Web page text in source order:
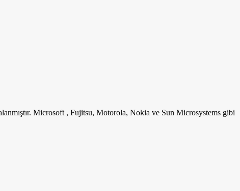
Microsoft , Fujitsu, Motorola, Nokia ve Sun Microsystems gibi